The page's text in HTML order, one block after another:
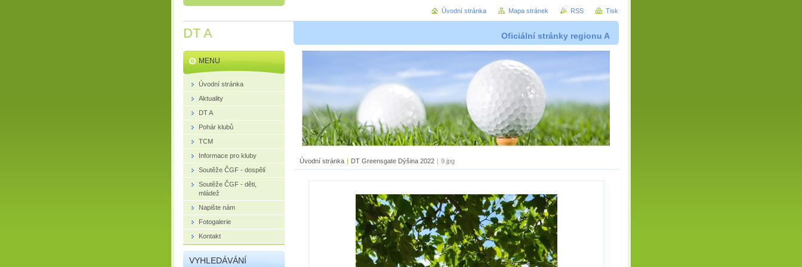
DT A Oficiální stránky regionu A
Úvodní stránka | DT Greensgate Dýšina 2022 | 9.jpg
MENU
Úvodní stránka
Aktuality
DT A
Pohár klubů
TCM
Informace pro kluby
Soutěže ČGF - dospělí
Soutěže ČGF - děti,
mládež
Napište nám
Fotogalerie
Kontakt
VYHLEDÁVÁNÍ
Úvodní stránka Mapa stránek RSS Tisk